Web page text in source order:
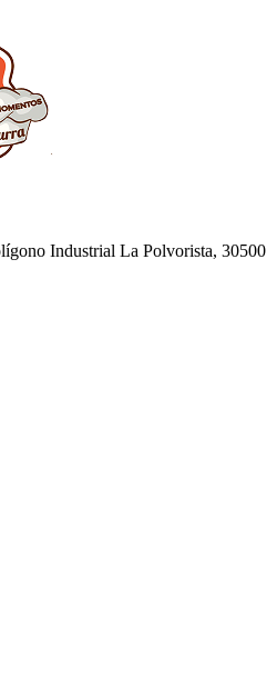
Industrial La Polvorista, 30500